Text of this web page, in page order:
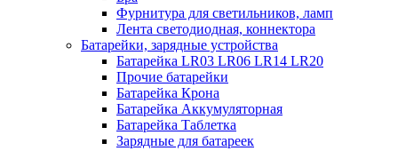
Фурнитура для светильников, ламп
Лента светодиодная, коннектора
Батарейки, зарядные устройства
Батарейка LR03 LR06 LR14 LR20
Прочие батарейки
Батарейка Крона
Батарейка Аккумуляторная
Батарейка Таблетка
Зарядные для батареек